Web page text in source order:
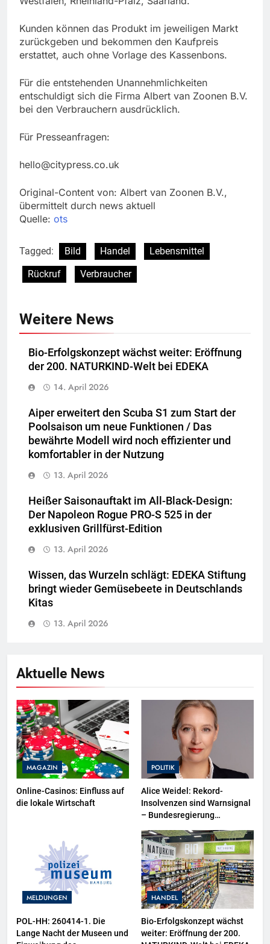
Kunden können das Produkt im jeweiligen Markt
zurückgeben und bekommen den Kaufpreis
erstattet, auch ohne Vorlage des Kassenbons.
Für die entstehenden Unannehmlichkeiten
entschuldigt sich die Firma Albert van Zoonen B.V.
bei den Verbrauchern ausdrücklich.
Für Presseanfragen:
hello@citypress.co.uk
Original-Content von: Albert van Zoonen B.V.,
übermittelt durch news aktuell
Quelle: ots
Tagged: Bild Handel
Lebensmittel
Rückruf
Verbraucher
Weitere News
Bio-Erfolgskonzept wächst weiter: Eröffnung
der 200. NATURKIND-Welt bei EDEKA
14. April 2026
Aiper erweitert den Scuba S1 zum Start der
Poolsaison um neue Funktionen / Das
bewährte Modell wird noch effizienter und
komfortabler in der Nutzung
13. April 2026
Heißer Saisonauftakt im All-Black-Design:
Der Napoleon Rogue PRO-S 525 in der
exklusiven Grillfürst-Edition
13. April 2026
Wissen, das Wurzeln schlägt: EDEKA Stiftung
bringt wieder Gemüsebeete in Deutschlands
Kitas
13. April 2026
Aktuelle News
MAGAZIN
Online-Casinos: Einfluss auf
die lokale Wirtschaft
POLITIK
Alice Weidel: Rekord-
Insolvenzen sind Warnsignal
– Bundesregierung
Wirtschaftskrise
MELDUNGEN
POL-HH: 260414-1. Die
Lange Nacht der Museen und
HANDEL
Bio-Erfolgskonzept wächst
weiter: Eröffnung der 200.